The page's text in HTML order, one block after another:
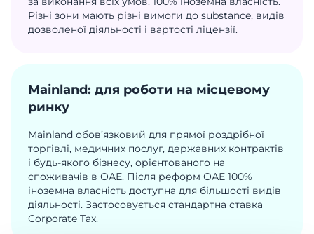
Різні зони мають різні вимоги до substance, видів
дозволеної діяльності і вартості ліцензії.
Mainland: для роботи на місцевому
ринку
Mainland обов’язковий для прямої роздрібної
торгівлі, медичних послуг, державних контрактів
і будь-якого бізнесу, орієнтованого на
споживачів в ОАЕ. Після реформ ОАЕ 100%
іноземна власність доступна для більшості видів
діяльності. Застосовується стандартна ставка
Corporate Tax.